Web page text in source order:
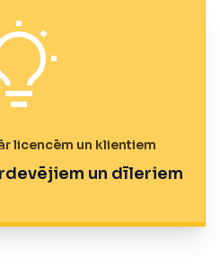
licencēm un klientiem
un dīleriem